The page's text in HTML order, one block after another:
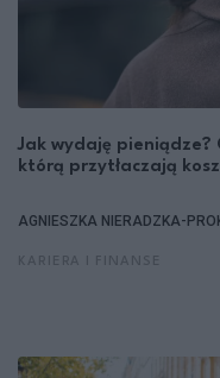
Jak wydaję pieniądze?
którą przytłaczają
AGNIESZKA NIERADZKA-